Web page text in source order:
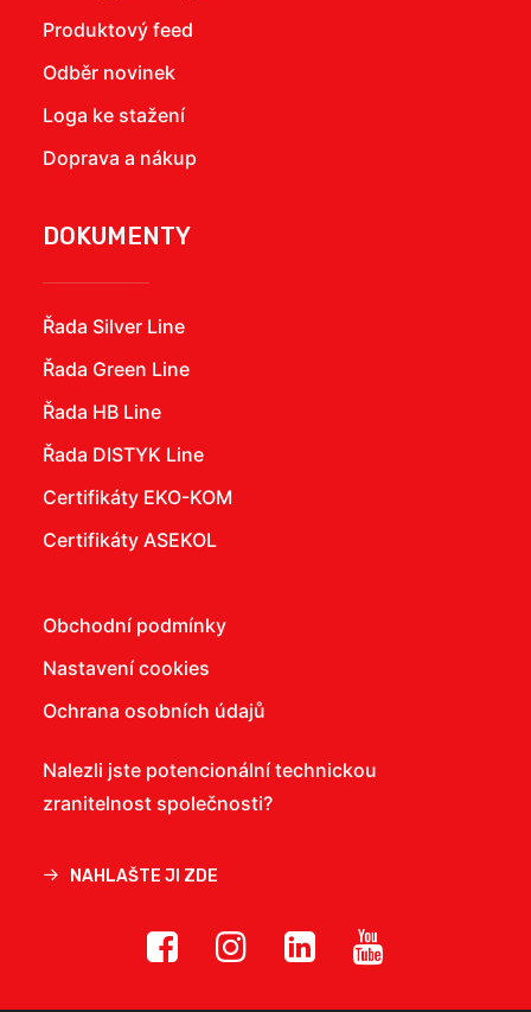
Produktový feed
Odběr novinek
Loga ke stažení
Doprava a nákup
DOKUMENTY
Řada Silver Line
Řada Green Line
Řada HB Line
Řada DISTYK Line
Certifikáty EKO-KOM
Certifikáty ASEKOL
Obchodní podmínky
Nastavení cookies
Ochrana osobních údajů
Nalezli jste potencionální technickou
zranitelnost společnosti?
NAHLAŠTE JI ZDE